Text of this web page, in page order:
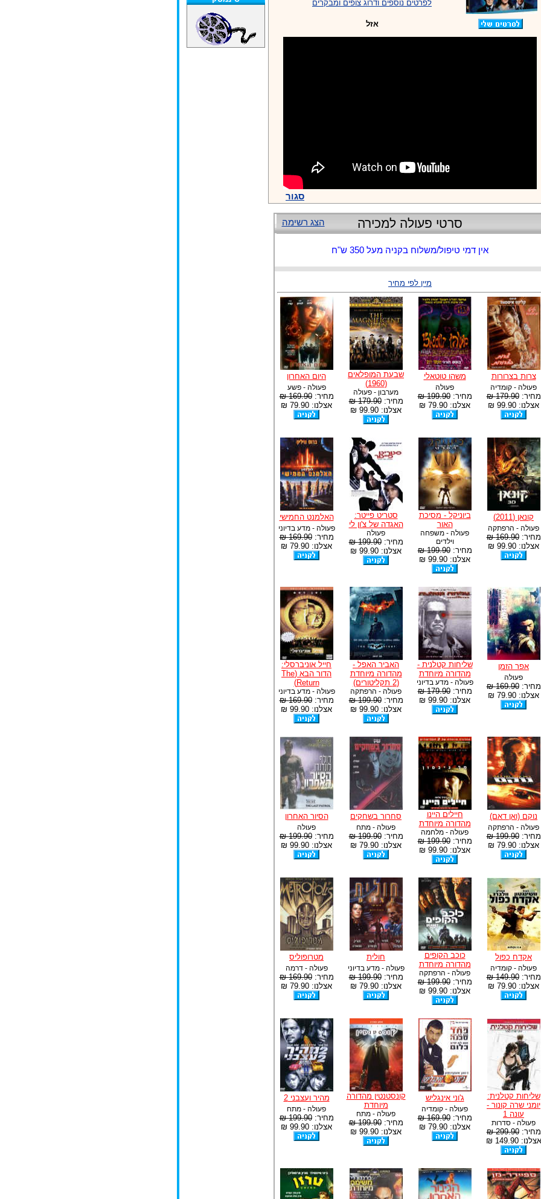
לפרטים נוספים ודרוג צופים ומבקרים
אזל
סגור
הצג רשימה סרטי פעולה למכירה
אין דמי טיפול/משלוח בקניה מעל 350 ש"ח
מיין לפי מחיר
צרות בצרורות
פעולה - קומדיה
מחיר:179.90 ₪
אצלנו: 99.90 ₪
משהו טוטאלי
פעולה
מחיר:199.90 ₪
אצלנו: 79.90 ₪
שבעת המופלאים
(1960)
מערבון - פעולה
מחיר:179.90 ₪
אצלנו: 99.90 ₪
היום האחרון
פעולה - פשע
מחיר:169.90 ₪
אצלנו: 79.90 ₪
קונאן (2011)
פעולה - הרפתקה
מחיר:169.90 ₪
אצלנו: 99.90 ₪
ביוניקל - מסיכת
האור
פעולה - משפחה
וילדים
מחיר:199.90 ₪
אצלנו: 99.90 ₪
סטריט פייטר:
האגדה של צ'ון לי
פעולה
מחיר:199.90 ₪
אצלנו: 99.90 ₪
האלמנט החמישי
פעולה - מדע בדיוני
מחיר:169.90 ₪
אצלנו: 79.90 ₪
אפר הזמן
פעולה
מחיר:169.90 ₪
אצלנו: 79.90 ₪
שליחות קטלנית -
מהדורה מיוחדת
פעולה - מדע בדיוני
מחיר:179.90 ₪
אצלנו: 99.90 ₪
האביר האפל -
מהדורה מיוחדת
(2 תקליטורים)
פעולה - הרפתקה
מחיר:199.90 ₪
אצלנו: 99.90 ₪
חייל אוניברסלי:
הדור הבא (The
Return)
פעולה - מדע בדיוני
מחיר:169.90 ₪
אצלנו: 99.90 ₪
נוקם (ואן דאם)
פעולה - הרפתקה
מחיר:199.90 ₪
אצלנו: 79.90 ₪
חיילים היינו
מהדורה מיוחדת
פעולה - מלחמה
מחיר:199.90 ₪
אצלנו: 99.90 ₪
סחרור בשחקים
פעולה - מתח
מחיר:199.90 ₪
אצלנו: 79.90 ₪
הסיור האחרון
פעולה
מחיר:199.90 ₪
אצלנו: 99.90 ₪
אקדח כפול
פעולה - קומדיה
מחיר:149.90 ₪
אצלנו: 79.90 ₪
כוכב הקופים
מהדורה מיוחדת
פעולה - הרפתקה
מחיר:199.90 ₪
אצלנו: 99.90 ₪
חולית
פעולה - מדע בדיוני
מחיר:199.90 ₪
אצלנו: 79.90 ₪
מטרופוליס
פעולה - דרמה
מחיר:169.90 ₪
אצלנו: 79.90 ₪
שליחות קטלנית:
יומני שרה קונור -
עונה 1
פעולה - סדרות
מחיר:299.90 ₪
אצלנו: 149.90 ₪
ג'וני אינגליש
פעולה - קומדיה
מחיר:169.90 ₪
אצלנו: 79.90 ₪
קונסטנטין מהדורה
מיוחדת
פעולה - מתח
מחיר:199.90 ₪
אצלנו: 99.90 ₪
מהיר ועצבני 2
פעולה - מתח
מחיר:199.90 ₪
אצלנו: 99.90 ₪